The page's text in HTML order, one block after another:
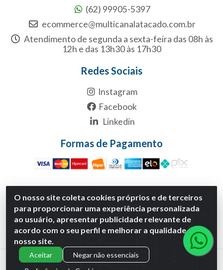
O nosso site coleta cookies próprios e de terceiros
para proporcionar uma experiência personalizada
ao usuário, apresentar publicidade relevante de
acordo com o seu perfil e melhorar a qualidade do
nosso site.
Aceitar
Negar não essenciais
(62) 99905-5397
ecommerce@multicanalatacado.com.br
Atendimento de segunda a sexta-feira das 08h às
12h e das 13h30 às 17h30
Redes Sociais
Instagram
Facebook
Linkedin
Formas de Pagamento
Multicanal Atacado LTDA - Rua 1-B, S/NC, Quadra1B Lote 1
Anexo Modulo 2 - Polo Empresarial Goias - Etapa Xiii,
Aparecida de Goiânia/GO - CNPJ 29.460.170/0001-30